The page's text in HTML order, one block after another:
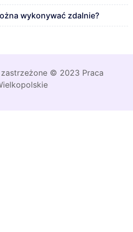
wykonywać zdalnie?
© 2023 Praca